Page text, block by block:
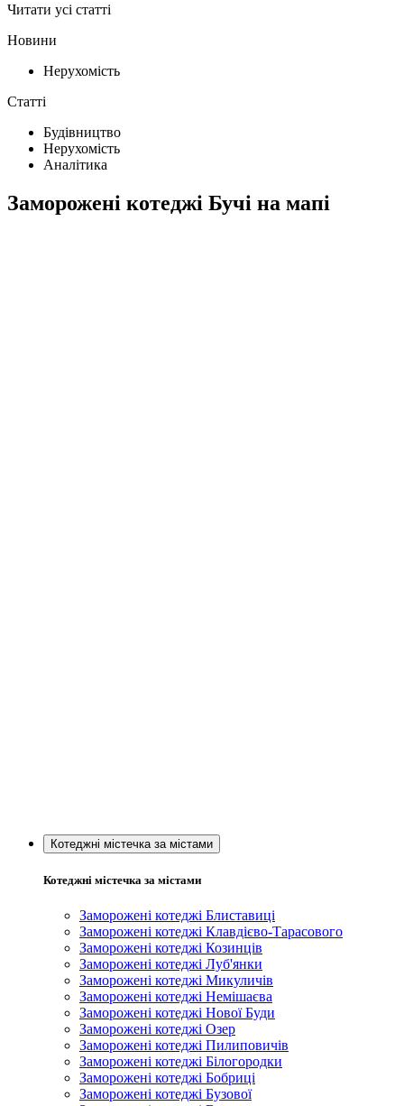
Читати усі статті
Новини
Нерухомість
Статті
Будівництво
Нерухомість
Аналітика
Заморожені котеджі Бучі на мапі
Котеджні містечка за містами
Котеджні містечка за містами
Заморожені котеджі Блиставиці
Заморожені котеджі Клавдієво-Тарасового
Заморожені котеджі Козинців
Заморожені котеджі Луб'янки
Заморожені котеджі Микуличів
Заморожені котеджі Немішаєва
Заморожені котеджі Нової Буди
Заморожені котеджі Озер
Заморожені котеджі Пилиповичів
Заморожені котеджі Білогородки
Заморожені котеджі Бобриці
Заморожені котеджі Бузової